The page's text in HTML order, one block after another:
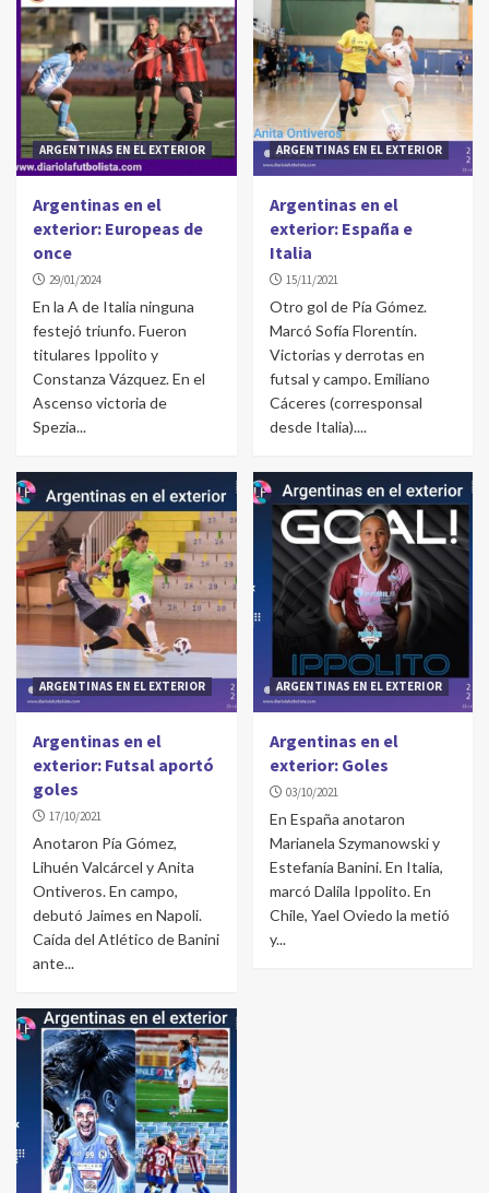
ARGENTINAS EN EL EXTERIOR
Argentinas en el
exterior: Europeas de
once
29/01/2024
En la A de Italia ninguna
festejó triunfo. Fueron
titulares Ippolito y
Constanza Vázquez. En el
Ascenso victoria de
Spezia...
ARGENTINAS EN EL EXTERIOR
Argentinas en el
exterior: España e
Italia
15/11/2021
Otro gol de Pía Gómez.
Marcó Sofía Florentín.
Victorias y derrotas en
futsal y campo. Emiliano
Cáceres (corresponsal
desde Italia)....
ARGENTINAS EN EL EXTERIOR
Argentinas en el
exterior: Futsal aportó
goles
17/10/2021
Anotaron Pía Gómez,
Lihuén Valcárcel y Anita
Ontiveros. En campo,
debutó Jaimes en Napoli.
Caída del Atlético de Banini
ante...
ARGENTINAS EN EL EXTERIOR
Argentinas en el
exterior: Goles
03/10/2021
En España anotaron
Marianela Szymanowski y
Estefanía Banini. En Italia,
marcó Dalila Ippolito. En
Chile, Yael Oviedo la metió
y...